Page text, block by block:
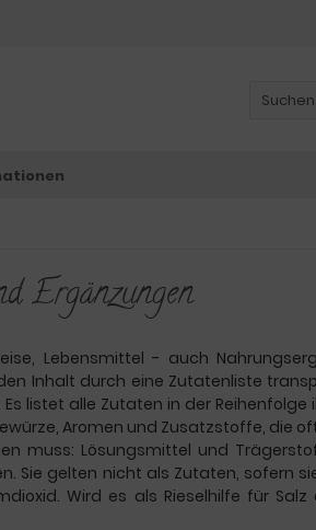
Ergänzungen
Lebensmittel - auch
Inhalt durch eine Zutatenliste
listet alle Zutaten in der
Aromen und Zusatzstoffe, die
muss: Lösungsmittel und
Sie gelten nicht als Zutaten, sofern
Wird es als Rieselhilfe für